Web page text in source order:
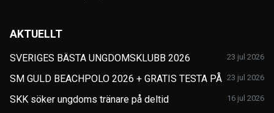
AKTUELLT
SVERIGES BÄSTA UNGDOMSKLUBB 2026 23 jul 2026
SM GULD BEACHPOLO 2026 + GRATIS TESTA PÅ 23 jul 2026
SKK söker ungdoms tränare på deltid 16 jul 2026